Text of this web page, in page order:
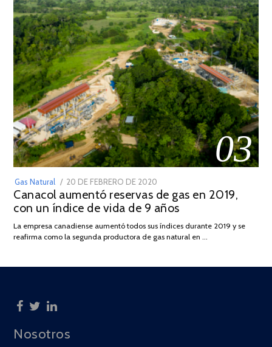
03
Gas Natural
POSTED
ON
20 DE FEBRERO DE 2020
DE
JULIO
2025
Canacol aumentó reservas de gas en 2019,
con un índice de vida de 9 años
La empresa canadiense aumentó todos sus índices durante 2019 y se
reafirma como la segunda productora de gas natural en …
Nosotros